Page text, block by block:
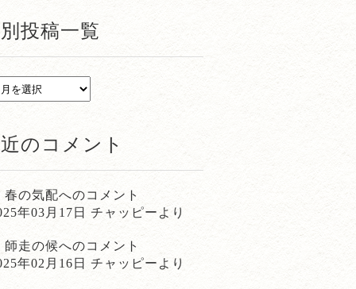
投稿一覧
のコメント
春の気配へのコメント
年03月17日 チャッピーより
師走の候へのコメント
年02月16日 チャッピーより